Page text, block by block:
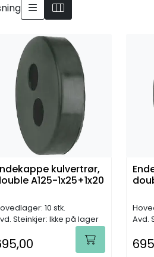
kulvertrør,
A125-1x25+1x20
10 stk.
Steinkjer: Ikke på lager
Avd.